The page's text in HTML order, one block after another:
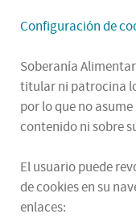
Configuración de
Soberanía
titular ni patrocina
por lo que no
contenido ni sobre
El usuario puede
de cookies en su
enlaces: